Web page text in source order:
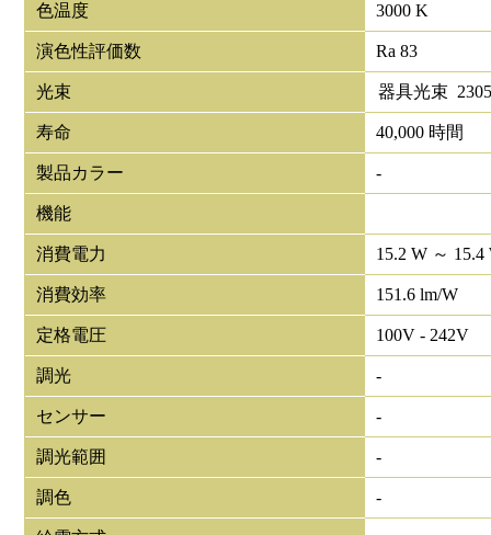
色温度 3000 K
演色性評価数 Ra 83
光束 器具光束
寿命 40,000 時間
製品カラー -
機能
消費電力 15.2 W ～ 15.4
消費効率 151.6 lm/W
定格電圧 100V - 242V
調光 -
センサー -
調光範囲 -
調色 -